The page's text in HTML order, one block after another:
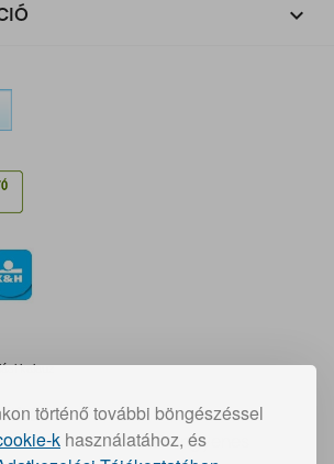
történő további böngészéssel
k használatához, és
keyboard_arrow_down
kalauz
vásárlás esetén ingyenes